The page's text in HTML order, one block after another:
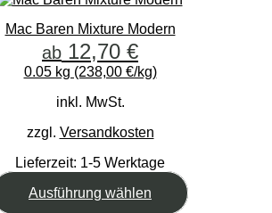
Mac Baren Mixture Modern
ab 12,70 €
0.05 kg (238,00 €/kg)
inkl. MwSt.
zzgl. Versandkosten
Lieferzeit: 1-5 Werktage
Ausführung wählen
Dieses